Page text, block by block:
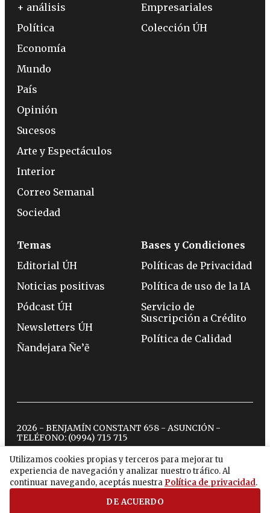
Utilizamos cookies propias y terceros para mejorar tu
experiencia de navegación y analizar nuestro tráfico. Al
continuar navegando, aceptás nuestra Política de privacidad.
DE ACUERDO
+ análisis
Política
Economía
Mundo
País
Opinión
Sucesos
Arte y Espectáculos
Interior
Correo Semanal
Sociedad
Empresariales
Colección ÚH
Temas
Editorial ÚH
Noticias positivas
Pódcast ÚH
Newsletters ÚH
Ñandejara Ñe’ẽ
Bases y Condiciones
Políticas de Privacidad
Política de uso de la IA
Servicio de
Suscripción a Crédito
Política de Calidad
2026 - BENJAMÍN CONSTANT 658 - ASUNCIÓN -
TELÉFONO: (0994) 715 715
twitterinstagram
facebook
tiktokyoutubespotify